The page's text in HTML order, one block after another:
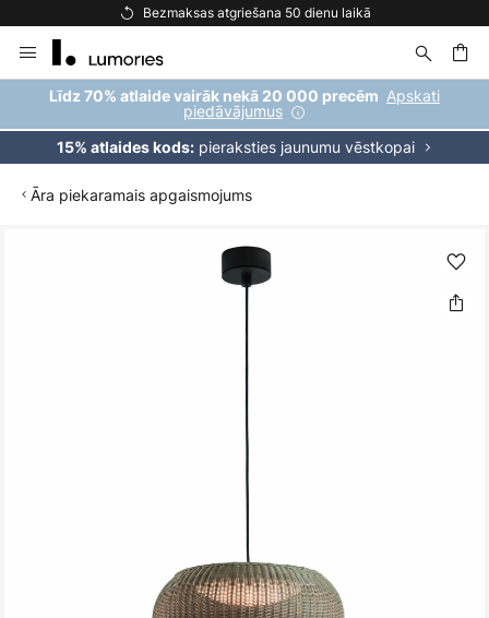
Bezmaksas atgriešana 50 dienu laikā
to
Content
Līdz 70% atlaide vairāk nekā 20 000 precēm Apskati
piedāvājumus
15% atlaides kods:pieraksties jaunumu vēstkopai
Āra piekaramais apgaismojums